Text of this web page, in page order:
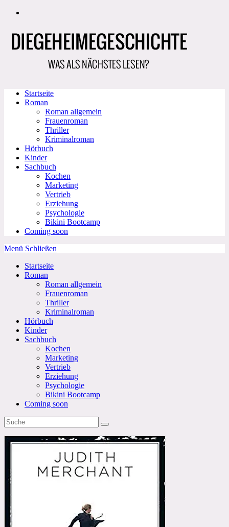
Zum
Startseite
Roman
Roman allgemein
Frauenroman
Thriller
Kriminalroman
Hörbuch
Kinder
Sachbuch
Kochen
Marketing
Vertrieb
Erziehung
Psychologie
Bikini Bootcamp
Coming soon
Menü Schließen
Startseite
Roman
Roman allgemein
Frauenroman
Thriller
Kriminalroman
Hörbuch
Kinder
Sachbuch
Kochen
Marketing
Vertrieb
Erziehung
Psychologie
Bikini Bootcamp
Coming soon